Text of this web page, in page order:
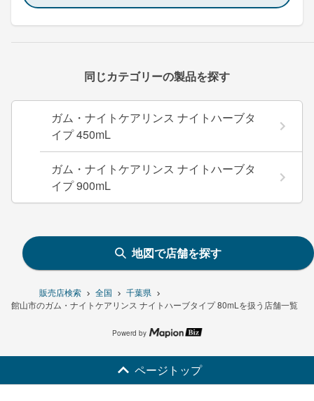
販売店検索 全国
千葉県
館山市のガム・ナイトケアリンス ナイトハーブタイプ 80mLを扱う店舗一覧
同じカテゴリーの製品を探す
ガム・ナイトケアリンス ナイトハーブタ
イプ 450mL
ガム・ナイトケアリンス ナイトハーブタ
イプ 900mL
地図で店舗を探す
Powerd by
ページトップ